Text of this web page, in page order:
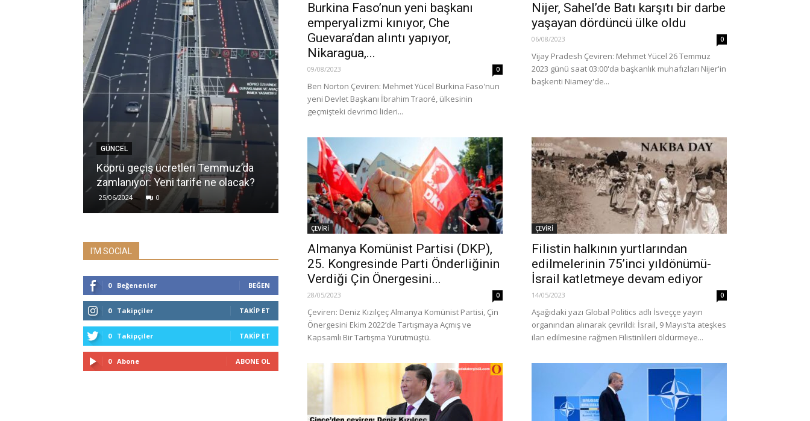
Burkina Faso’nun yeni başkanı
emperyalizmi kınıyor, Che
Guevara’dan alıntı yapıyor,
Nikaragua,...
09/08/2023 0
Ben Norton Çeviren: Mehmet Yücel Burkina Faso'nun
yeni Devlet Başkanı İbrahim Traoré, ülkesinin
geçmişteki devrimci lideri...
Nijer, Sahel’de Batı karşıtı bir darbe
yaşayan dördüncü ülke oldu
06/08/2023 0
Vijay Pradesh Çeviren: Mehmet Yücel 26 Temmuz
2023 günü saat 03:00'da başkanlık muhafızları Nijer'in
başkenti Niamey'de...
ÇEVİRİ
Almanya Komünist Partisi (DKP),
25. Kongresinde Parti Önderliğinin
Verdiği Çin Önergesini...
28/05/2023 0
Çeviren: Deniz Kızılçeç Almanya Komünist Partisi, Çin
Önergesini Ekim 2022’de Tartışmaya Açmış ve
Kapsamlı Bir Tartışma Yürütmüştü.
ÇEVİRİ
Filistin halkının yurtlarından
edilmelerinin 75’inci yıldönümü-
İsrail katletmeye devam ediyor
14/05/2023 0
Aşağıdaki yazı Global Politics adlı İsveççe yayın
organından alınarak çevrildi: İsrail, 9 Mayıs’ta ateşkes
ilan edilmesine rağmen Filistinlileri öldürmeye...
GÜNCEL
Köprü geçiş ücretleri Temmuz’da
zamlanıyor: Yeni tarife ne olacak?
25/06/2024 0
GÜNDEM
Erdoğan “katil, darbeci” dediği
Sisi’yi Saray’da ağırladı
04/09/2024 0
GÜNDEM
Eyüpspor Kulübü ve 8 Şirkete
Kayyum Atandı
16/01/2026 0
ÇEVRE-DOĞA
Manisa’da orman yangını
18/07/2024
I'M SOCIAL
0 Beğenenler BEĞEN
0 Takipçiler TAKIP ET
0 Takipçiler TAKIP ET
0 Abone ABONE OL